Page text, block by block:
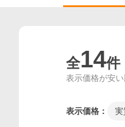
全14件
表示価格が安
表示価格： 実